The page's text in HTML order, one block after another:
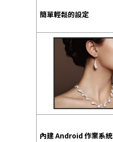
簡單輕鬆的設定
內建 Android 作業系統